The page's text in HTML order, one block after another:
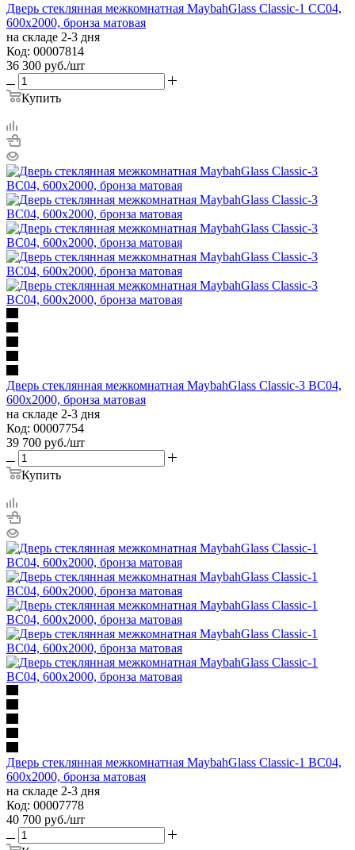
Дверь стеклянная межкомнатная MaybahGlass Classic-1 CC04,
600х2000, бронза матовая
на складе 2-3 дня
Код: 00007814
36 300 руб./шт
Купить
Дверь стеклянная межкомнатная MaybahGlass Classic-3 BC04,
600х2000, бронза матовая
на складе 2-3 дня
Код: 00007754
39 700 руб./шт
Купить
Дверь стеклянная межкомнатная MaybahGlass Classic-1 BC04,
600х2000, бронза матовая
на складе 2-3 дня
Код: 00007778
40 700 руб./шт